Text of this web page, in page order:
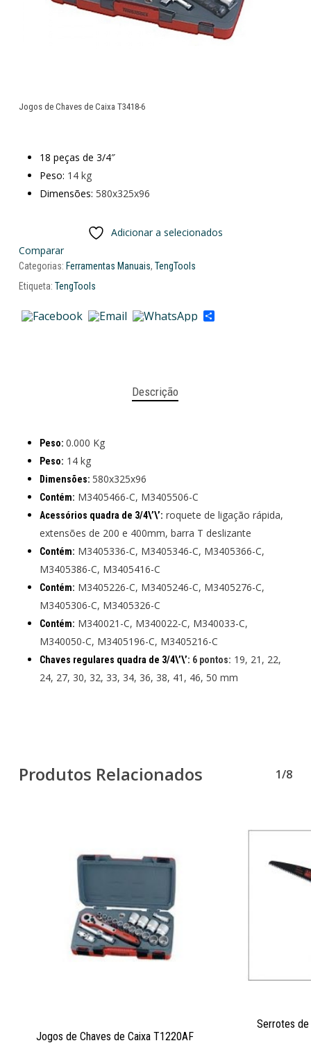
Jogos de Chaves de Caixa T3418-6
18 peças de 3/4″
Peso: 14 kg
Dimensões: 580x325x96
Adicionar a selecionados
Comparar
Categorias: Ferramentas Manuais, TengTools
Etiqueta: TengTools
Share
Descrição
Peso: 0.000 Kg
Peso: 14 kg
Dimensões: 580x325x96
Contém: M3405466-C, M3405506-C
Acessórios quadra de 3/4\’\’: roquete de ligação rápida,
extensões de 200 e 400mm, barra T deslizante
Contém: M3405336-C, M3405346-C, M3405366-C,
M3405386-C, M3405416-C
Contém: M3405226-C, M3405246-C, M3405276-C,
M3405306-C, M3405326-C
Contém: M340021-C, M340022-C, M340033-C,
M340050-C, M3405196-C, M3405216-C
Chaves regulares quadra de 3/4\’\’: 6 pontos: 19, 21, 22,
24, 27, 30, 32, 33, 34, 36, 38, 41, 46, 50 mm
Produtos Relacionados 1/8
Jogos de Chaves de Caixa T1220AF
Serrotes